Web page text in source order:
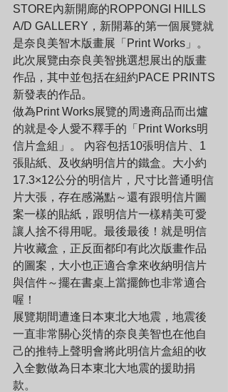
STORE內新開廊的ROPPONGI HILLS
A/D GALLERY，新開幕的第一個展覽就
是奈良美智木版畫展「Print Works」。
此次展覽由奈良美智挑選想展出的版畫
作品，其中並包括在紐約PACE PRINTS
新發表的作品。
做為Print Works展覽的周邊商品而出爐
的就是令人愛不釋手的「Print Works明
信片盒組」。 內容包括10張明信片、1
張貼紙、及收納明信片的鐵盒。大小約
17.3×12公分的明信片，尺寸比普通明信
片大張，存在感滿點～還有跟明信片圖
案一樣的貼紙，跟明信片一樣精美可愛
讓人捨不得用呢。最後最後！就是明信
片收藏盒，正反面都印有此次版畫作品
的圖案，大小也正適合拿來收納明信片
與信件～擺在書桌上當擺飾也非常適合
喔！
展覽期間遭逢日本東北大地震，地震後
一直非常關心災情的奈良美智也在他自
己的推特上聲明會將此明信片盒組的收
入全數做為日本東北大地震的援助捐
款。